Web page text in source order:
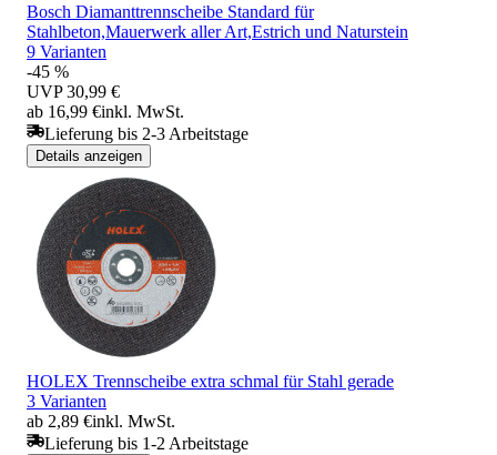
Bosch Diamanttrennscheibe Standard für
Stahlbeton,Mauerwerk aller Art,Estrich und Naturstein
9 Varianten
-45 %
UVP 30,99 €
ab 16,99 €inkl. MwSt.
Lieferung bis 2-3 Arbeitstage
Details anzeigen
HOLEX Trennscheibe extra schmal für Stahl gerade
3 Varianten
ab 2,89 €inkl. MwSt.
Lieferung bis 1-2 Arbeitstage